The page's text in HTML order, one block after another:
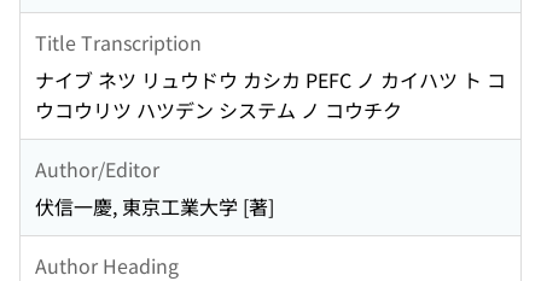
Title Transcription
ナイブ ネツ リュウドウ カシカ PEFC ノ カイハツ ト コ
ウコウリツ ハツデン システム ノ コウチク
Author/Editor
伏信一慶, 東京工業大学 [著]
Author Heading